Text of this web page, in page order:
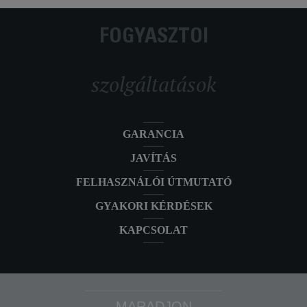
FOGYASZTÓI
szolgáltatások
GARANCIA
JAVÍTÁS
FELHASZNÁLÓI ÚTMUTATÓ
GYAKORI KÉRDÉSEK
KAPCSOLAT